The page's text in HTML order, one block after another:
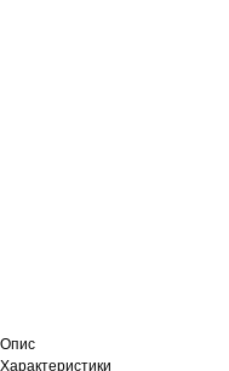
Опис
Характеристики